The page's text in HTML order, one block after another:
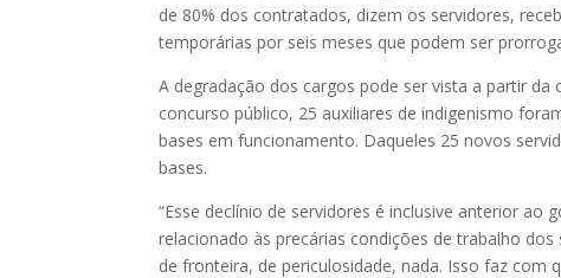
de 80% dos contratados, dizem os servidores,
temporárias por seis meses que podem ser
A degradação dos cargos pode ser vista a partir
concurso público, 25 auxiliares de indigenismo
bases em funcionamento. Daqueles 25 novos
bases.
“Esse declínio de servidores é inclusive anterior
relacionado às precárias condições de trabalho
de fronteira, de periculosidade, nada. Isso faz com